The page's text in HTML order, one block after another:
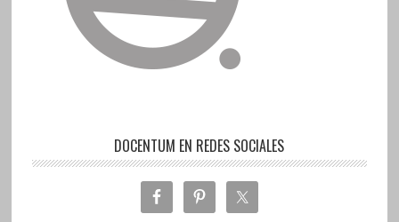
DOCENTUM EN REDES SOCIALES